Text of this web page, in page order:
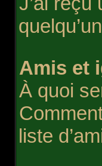
Amis et
À quoi
liste